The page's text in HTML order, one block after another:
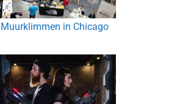
Muurklimmen in Chicago